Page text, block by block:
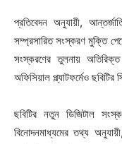
প্রতিবেদন অনুযায়ী,
সম্প্রসারিত সংস্করণ মুক্তি
সংস্করণের তুলনায়
অফিসিয়াল প্ল্যাটফর্মেও ছবিটির
ছবিটির নতুন ডিজিটাল
বিনোদনমাধ্যমের তথ্য